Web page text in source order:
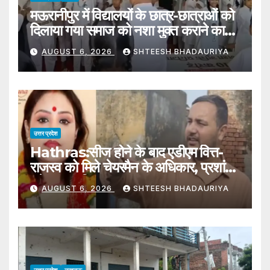
मऊरानीपुर में विद्यालयों के छात्र-छात्राओं को
दिलाया गया समाज को नशा मुक्त कराने का
संकल्प
AUGUST 6, 2026 SHTEESH BHADAURIYA
उत्तर प्रदेश
Hathras:सीज होने के बाद एडीएम वित्त-
राजस्व को मिले चेयरमैन के अधिकार, प्रशांत
बने नगर पालिका हाथरस प्रशासक – Adm
Finance-revenue Gets The
Powers Of Hathras Municipal
Chairman
AUGUST 6, 2026 SHTEESH BHADAURIYA